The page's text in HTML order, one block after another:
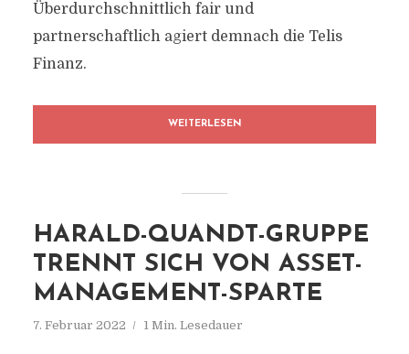
Überdurchschnittlich fair und
partnerschaftlich agiert demnach die Telis
Finanz.
WEITERLESEN
HARALD-QUANDT-GRUPPE
TRENNT SICH VON ASSET-
MANAGEMENT-SPARTE
7. Februar 2022 1 Min. Lesedauer